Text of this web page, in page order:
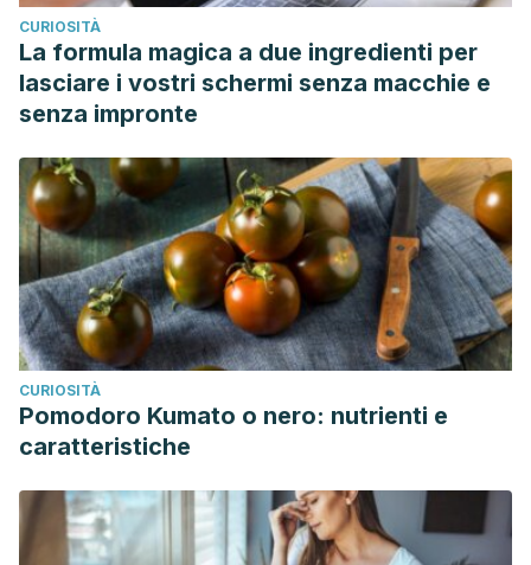
CURIOSITÀ
La formula magica a due ingredienti per
lasciare i vostri schermi senza macchie e
senza impronte
CURIOSITÀ
Pomodoro Kumato o nero: nutrienti e
caratteristiche